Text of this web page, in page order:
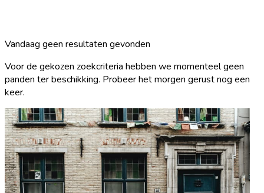
Vandaag geen resultaten gevonden
Voor de gekozen zoekcriteria hebben we momenteel geen
panden ter beschikking. Probeer het morgen gerust nog een
keer.